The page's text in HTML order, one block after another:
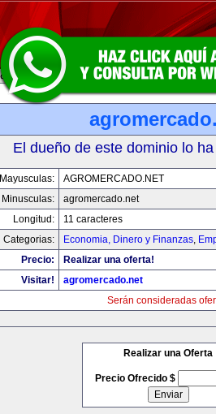
El dueño de este dominio lo
Mayusculas:
AGROMERCADO.NET
Minusculas:
agromercado.net
Longitud:
11 caracteres
Categorias:
Economia, Dinero y Finanzas,
Precio:
Realizar una oferta!
Visitar!
agromercado.net
Serán consideradas
Realizar una Oferta
Precio Ofrecido $